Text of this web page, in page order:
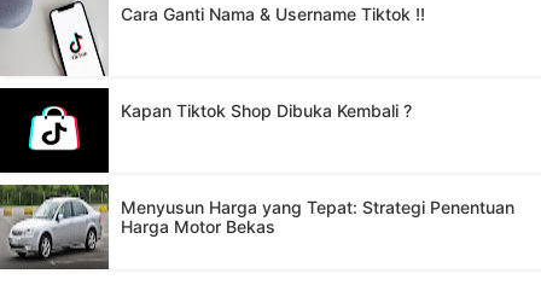
Cara Ganti Nama & Username Tiktok !!
Kapan Tiktok Shop Dibuka Kembali ?
Menyusun Harga yang Tepat: Strategi Penentuan
Harga Motor Bekas